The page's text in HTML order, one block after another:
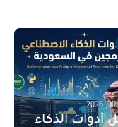
أدوات الذكاء